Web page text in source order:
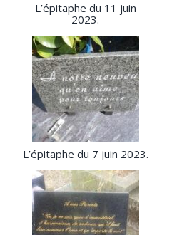
L’épitaphe du 11 juin
2023.
L’épitaphe du 7 juin 2023.